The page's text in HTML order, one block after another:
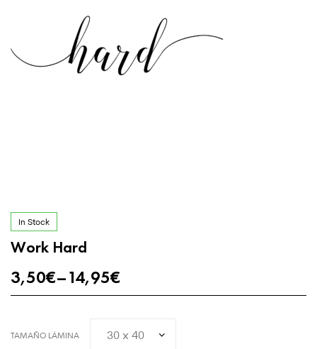
In Stock
Work Hard
3,50€–14,95€
TAMAÑO LÁMINA